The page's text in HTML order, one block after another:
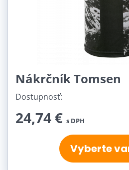
Nákrčník Tomsen
Dostupnosť:
24,74 € s DPH
Vyberte